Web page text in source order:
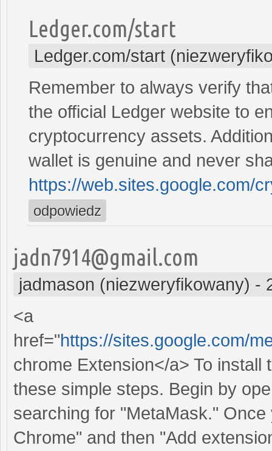
Ledger.com/start
Ledger.com/start
Remember to always verify
the official Ledger website to
cryptocurrency assets.
wallet is genuine and never
https://web.sites.google.com/
odpowiedz
jadn7914@gmail.com
jadmason (niezweryfikowany) -
<a
href="https://sites.google.com/
chrome Extension</a> To
these simple steps. Begin by
searching for "MetaMask."
Chrome" and then "Add